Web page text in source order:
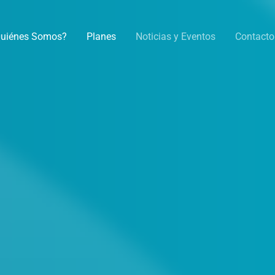
Somos? Planes Noticias y Eventos Contacto
de